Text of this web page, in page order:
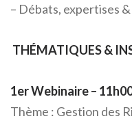
– Débats, expertises
THÉMATIQUES &
1er Webinaire –
Thème : Gestion des